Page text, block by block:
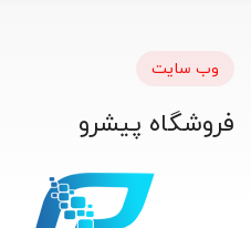
وب سایت
فروشگاه پیشرو